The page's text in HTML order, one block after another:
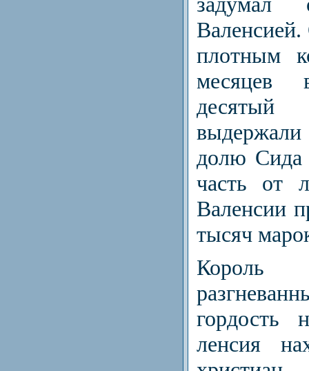
плотным
месяцев
десятый
долю Сида
часть от
Валенсии
тысяч
ленсия